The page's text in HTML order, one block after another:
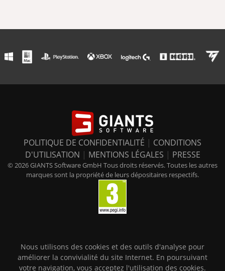
POLITIQUE DE CONFIDENTIALITÉ | CONDITIONS
D'UTILISATION | MENTIONS LÉGALES | PRESSE
© 2026 GIANTS Software GmbH Tous droits réservés. Toutes les autres
marques sont la propriété de leurs dépositaires respectifs.
Nous utilisons des cookies et des outils d'analyse pour
améliorer la convivialité du site Internet. En poursuivant
votre navigation, vous acceptez l'utilisation des cookies.